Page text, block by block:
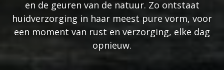
en de geuren van de natuur. Zo ontstaat
huidverzorging in haar meest pure vorm, voor
een moment van rust en verzorging, elke dag
opnieuw.